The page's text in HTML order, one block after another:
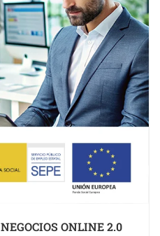
ONLINE 2.0